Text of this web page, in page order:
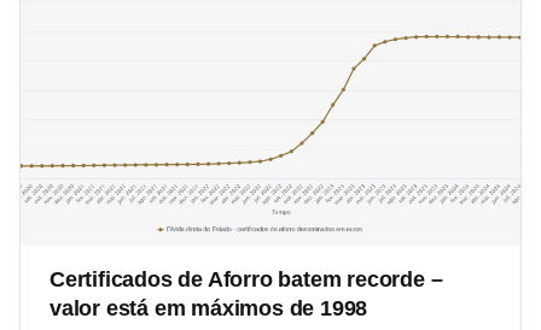
Certificados de Aforro batem recorde –
valor está em máximos de 1998